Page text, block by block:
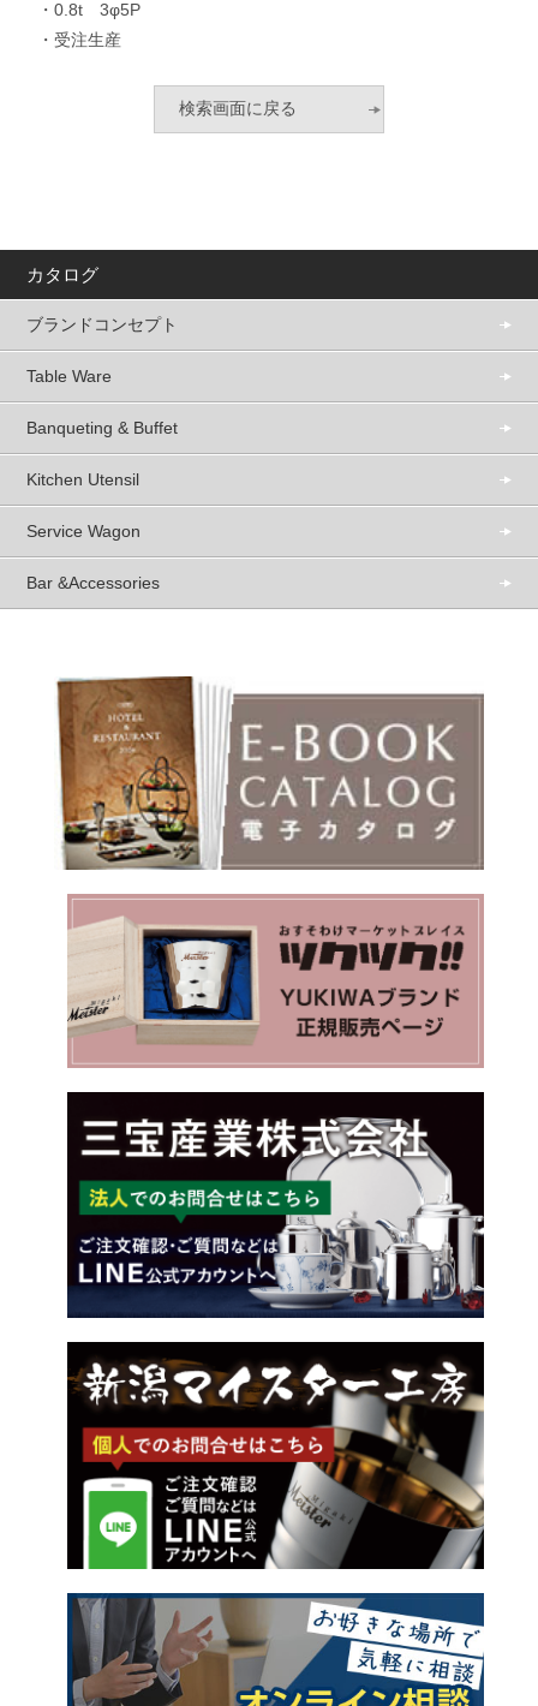
・0.8t 3φ5P
・受注生産
カタログ
ブランドコンセプト
Table Ware
Banqueting & Buffet
Kitchen Utensil
Service Wagon
Bar &Accessories